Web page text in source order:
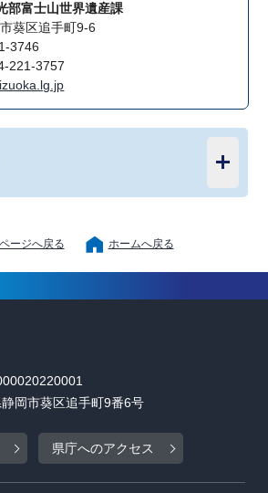
部富士山世界遺産課
葵区追手町9-6
3746
221-3757
ージへ戻る ホームへ戻る
岡市葵区追手町9番6号
県庁へのアクセス